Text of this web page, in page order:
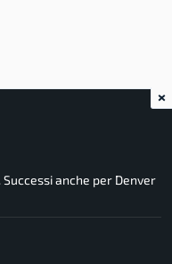
anche per Denver
×